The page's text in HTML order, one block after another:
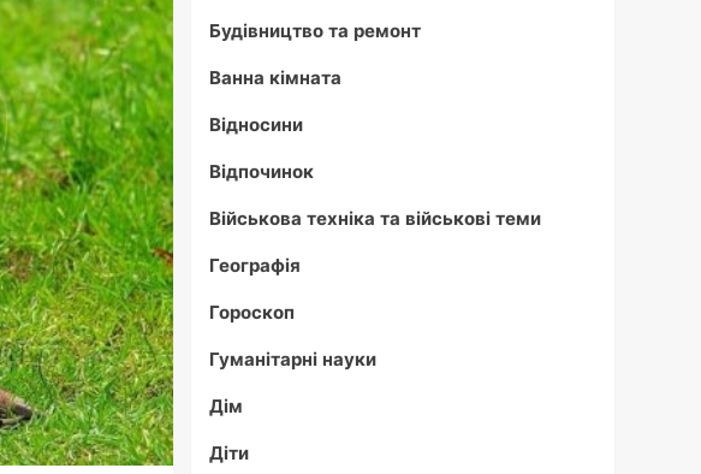
Будівництво та ремонт
Ванна кімната
Відносини
Відпочинок
Військова техніка та військові теми
Географія
Гороскоп
Гуманітарні науки
Дім
Діти